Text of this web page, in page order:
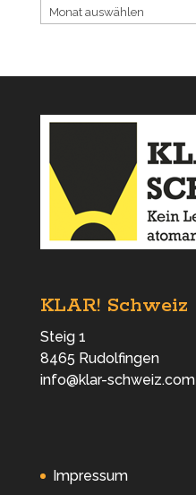
Archiv
KLAR! Schweiz
Steig 1
8465 Rudolfingen
info@klar-schweiz.com
Impressum